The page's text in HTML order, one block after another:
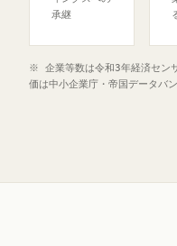
承継
※ 企業等数は令和3年経済セン
価は中小企業庁・帝国データバ